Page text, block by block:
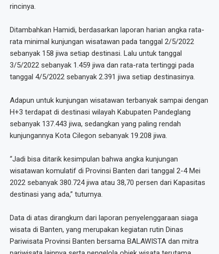
rincinya.
Ditambahkan Hamidi, berdasarkan laporan harian angka rata-
rata minimal kunjungan wisatawan pada tanggal 2/5/2022
sebanyak 158 jiwa setiap destinasi. Lalu untuk tanggal
3/5/2022 sebanyak 1.459 jiwa dan rata-rata tertinggi pada
tanggal 4/5/2022 sebanyak 2.391 jiwa setiap destinasinya.
Adapun untuk kunjungan wisatawan terbanyak sampai dengan
H+3 terdapat di destinasi wilayah Kabupaten Pandeglang
sebanyak 137.443 jiwa, sedangkan yang paling rendah
kunjungannya Kota Cilegon sebanyak 19.208 jiwa.
“Jadi bisa ditarik kesimpulan bahwa angka kunjungan
wisatawan komulatif di Provinsi Banten dari tanggal 2-4 Mei
2022 sebanyak 380.724 jiwa atau 38,70 persen dari Kapasitas
destinasi yang ada,” tuturnya.
Data di atas dirangkum dari laporan penyelenggaraan siaga
wisata di Banten, yang merupakan kegiatan rutin Dinas
Pariwisata Provinsi Banten bersama BALAWISTA dan mitra